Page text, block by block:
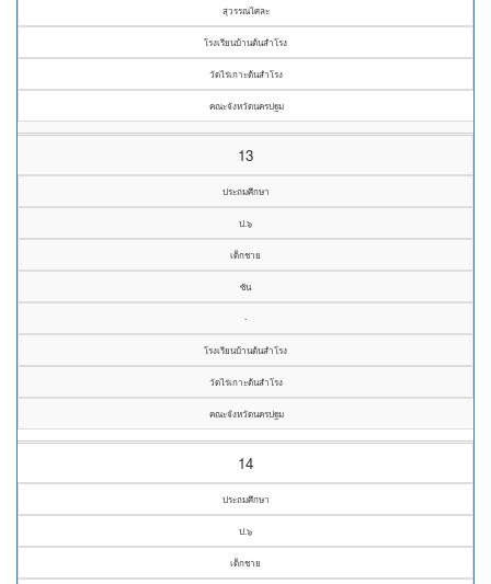
สุวรรณไศละ
โรงเรียนบ้านต้นสำโรง
วัดไร่เกาะต้นสำโรง
คณะจังหวัดนครปฐม
13
ประถมศึกษา
ป.๖
เด็กชาย
ซัน
-
โรงเรียนบ้านต้นสำโรง
วัดไร่เกาะต้นสำโรง
คณะจังหวัดนครปฐม
14
ประถมศึกษา
ป.๖
เด็กชาย